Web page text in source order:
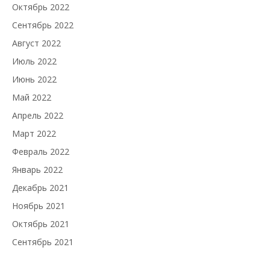
Октябрь 2022
Сентябрь 2022
Август 2022
Июль 2022
Июнь 2022
Май 2022
Апрель 2022
Март 2022
Февраль 2022
Январь 2022
Декабрь 2021
Ноябрь 2021
Октябрь 2021
Сентябрь 2021